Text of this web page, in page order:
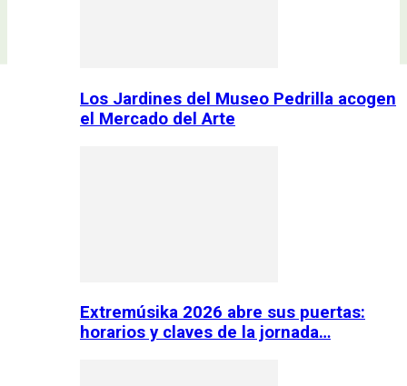
Los Jardines del Museo Pedrilla acogen
el Mercado del Arte
Extremúsika 2026 abre sus puertas:
horarios y claves de la jornada…